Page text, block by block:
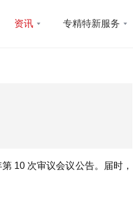
资讯 专精特新服务
10 次审议会议公告。届时，